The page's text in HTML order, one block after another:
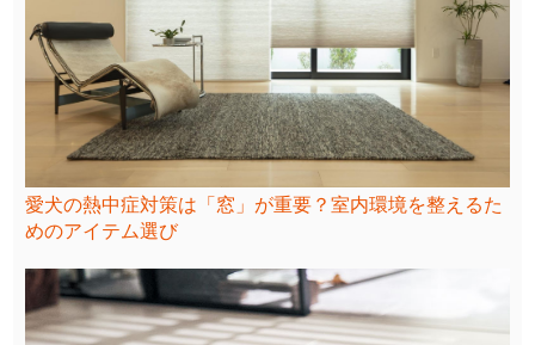
愛犬の熱中症対策は「窓」が重要？室内環境を整えるた
めのアイテム選び